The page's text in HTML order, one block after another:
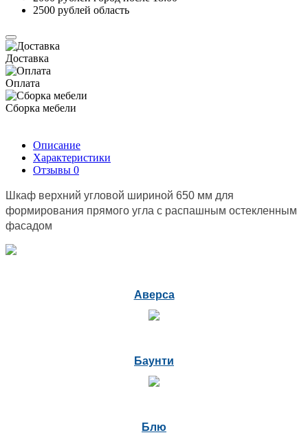
2500 рублей область
Доставка
Оплата
Сборка мебели
Описание
Характеристики
Отзывы 0
Шкаф верхний угловой шириной 650 мм для
формирования прямого угла с распашным остекленным
фасадом
Аверса
Баунти
Блю